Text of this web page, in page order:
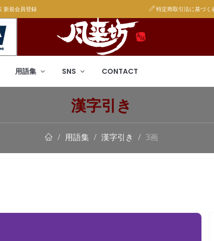
新規会員登録 特定商取引法に基づく
用語集 SNS CONTACT
漢字引き
用語集 漢字引き 3画